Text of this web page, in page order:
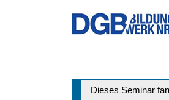
Dieses Seminar